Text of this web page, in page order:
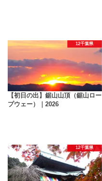
12千葉県
【初日の出】鋸山山頂（鋸山ロー
プウェー）｜2026
12千葉県